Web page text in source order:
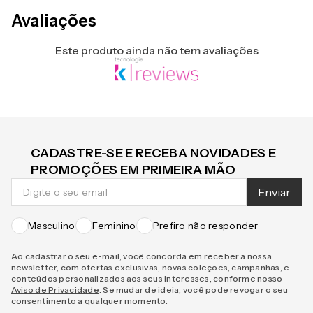
Avaliações
Este produto ainda não tem avaliações
CADASTRE-SE E RECEBA NOVIDADES E
PROMOÇÕES EM PRIMEIRA MÃO
Enviar
Masculino Feminino Prefiro não responder
Ao cadastrar o seu e-mail, você concorda em receber a nossa
newsletter, com ofertas exclusivas, novas coleções, campanhas, e
conteúdos personalizados aos seus interesses, conforme nosso
Aviso de Privacidade . Se mudar de ideia, você pode revogar o seu
consentimento a qualquer momento.